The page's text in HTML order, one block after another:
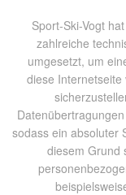
Sport-Ski-Vogt
zahlreiche
umgesetzt, um
diese
sodass ein absoluter
diesem Grund